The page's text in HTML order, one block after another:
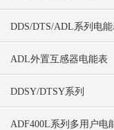
DDS/DTS/ADL系列电能
ADL外置互感器电能表
DDSY/DTSY系列
ADF400L系列多用户电